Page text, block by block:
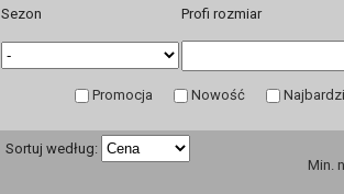
Sezon Profi rozmiar
Promocja Nowość
Min.
Sortuj według: